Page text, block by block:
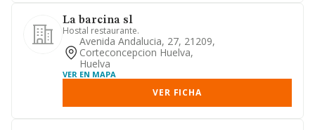
La barcina sl
Hostal restaurante.
Avenida Andalucia, 27, 21209,
Corteconcepcion Huelva,
Huelva
VER EN MAPA
VER FICHA